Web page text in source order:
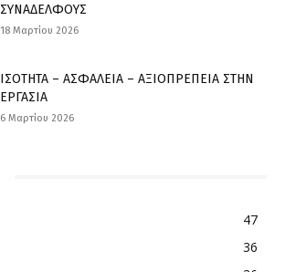
ΣΥΝΑΔΕΛΦΟΥΣ
18 Μαρτίου 2026
ΙΣΟΤΗΤΑ – ΑΣΦΑΛΕΙΑ – ΑΞΙΟΠΡΕΠΕΙΑ ΣΤΗΝ
ΕΡΓΑΣΙΑ
6 Μαρτίου 2026
47
36